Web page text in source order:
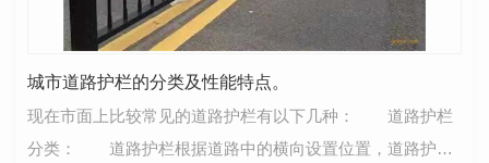
城市道路护栏的分类及性能特点。
现在市面上比较常见的道路护栏有以下几种： 道路护栏
分类： 道路护栏根据道路中的横向设置位置，道路护栏